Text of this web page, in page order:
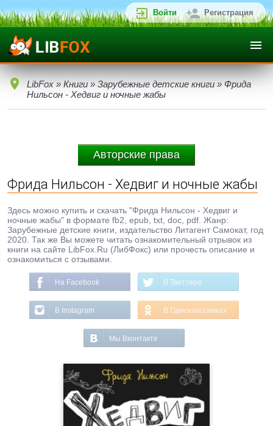
Войти Регистрация
LibFox » Книги » Зарубежные детские книги » Фрида
Нильсон - Хедвиг и ночные жабы
Авторские права
Фрида Нильсон - Хедвиг и ночные жабы
Здесь можно купить и скачать "Фрида Нильсон - Хедвиг и
ночные жабы" в формате fb2, epub, txt, doc, pdf. Жанр:
Зарубежные детские книги, издательство Литагент Самокат, год
2020. Так же Вы можете читать ознакомительный отрывок из
книги на сайте LibFox.Ru (ЛибФокс) или прочесть описание и
ознакомиться с отзывами.
На Facebook В Твиттере
В Instagram В Одноклассниках
Мы Вконтакте